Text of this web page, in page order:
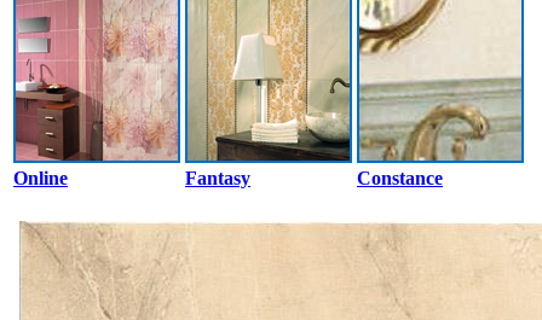
Online Fantasy Constance